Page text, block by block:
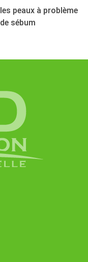
peaux à problème
sébum